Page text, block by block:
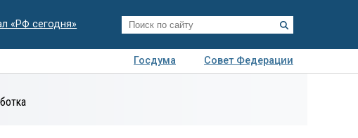
«РФ сегодня»
Госдума
Совет Федерации
экспертиза